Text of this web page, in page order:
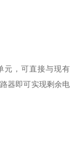
元，可直接与现有
器即可实现剩余电